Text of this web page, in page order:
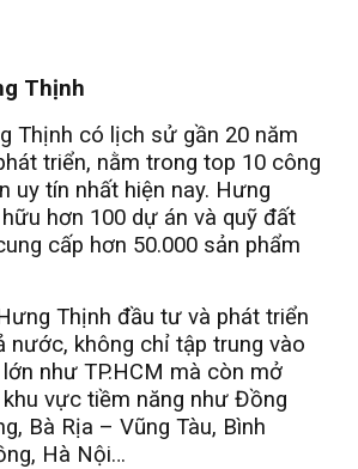
Thịnh
Thịnh có lịch sử gần 20 năm
triển, nằm trong top 10 công
uy tín nhất hiện nay. Hưng
hơn 100 dự án và quỹ đất
cấp hơn 50.000 sản phẩm
Thịnh đầu tư và phát triển
nước, không chỉ tập trung vào
như TP.HCM mà còn mở
vực tiềm năng như Đồng
Bà Rịa – Vũng Tàu, Bình
Hà Nội…